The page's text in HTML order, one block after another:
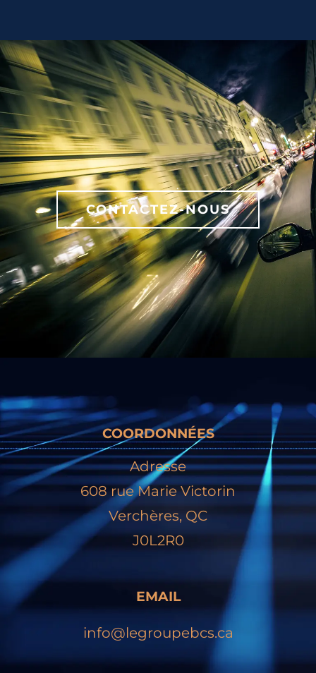
CONTACTEZ-NOUS
COORDONNÉES
Adresse
608 rue Marie Victorin
Verchères, QC
J0L2R0
EMAIL
info@legroupebcs.ca